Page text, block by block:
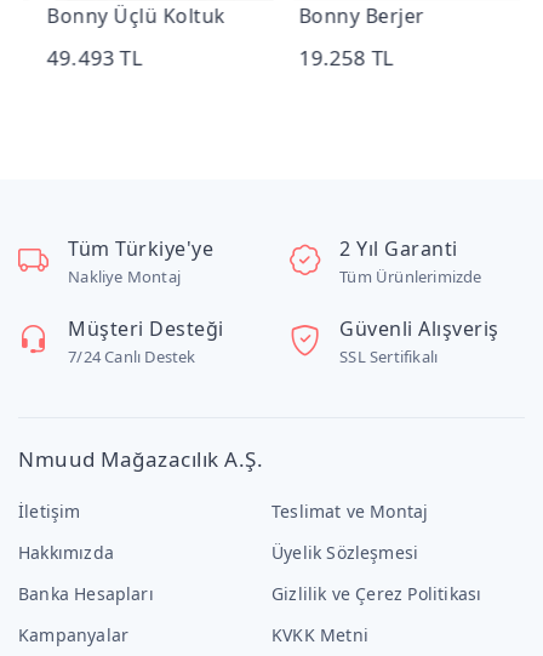
Bonny Üçlü Koltuk
49.493 TL
Bonny Berjer
19.258 TL
Tüm Türkiye'ye
Nakliye Montaj
2 Yıl Garanti
Tüm Ürünlerimizde
Müşteri Desteği
7/24 Canlı Destek
Güvenli Alışveriş
SSL Sertifikalı
Nmuud Mağazacılık A.Ş.
İletişim
Hakkımızda
Banka Hesapları
Kampanyalar
Teslimat ve Montaj
Üyelik Sözleşmesi
Gizlilik ve Çerez Politikası
KVKK Metni